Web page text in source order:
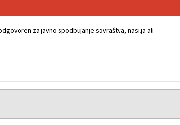
za javno spodbujanje sovraštva, nasilja ali